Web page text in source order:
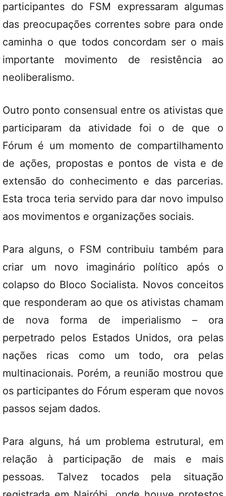
participantes do FSM expressaram algumas
das preocupações correntes sobre para onde
caminha o que todos concordam ser o mais
importante movimento de resistência ao
neoliberalismo.
Outro ponto consensual entre os ativistas que
participaram da atividade foi o de que o
Fórum é um momento de compartilhamento
de ações, propostas e pontos de vista e de
extensão do conhecimento e das parcerias.
Esta troca teria servido para dar novo impulso
aos movimentos e organizações sociais.
Para alguns, o FSM contribuiu também para
criar um novo imaginário político após o
colapso do Bloco Socialista. Novos conceitos
que responderam ao que os ativistas chamam
de nova forma de imperialismo – ora
perpetrado pelos Estados Unidos, ora pelas
nações ricas como um todo, ora pelas
multinacionais. Porém, a reunião mostrou que
os participantes do Fórum esperam que novos
passos sejam dados.
Para alguns, há um problema estrutural, em
relação à participação de mais e mais
pessoas. Talvez tocados pela situação